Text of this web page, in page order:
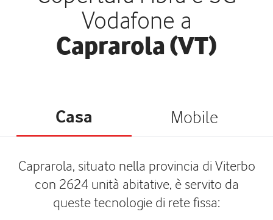
Vodafone a
Caprarola (VT)
Casa Mobile
Caprarola, situato nella provincia di Viterbo
con 2624 unità abitative, è servito da
queste tecnologie di rete fissa: